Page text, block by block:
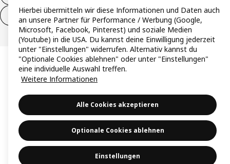
Vertrag widerrufen (Services & Leistungen)
Hierbei übermitteln wir diese Informationen und Daten auch
an unsere Partner für Performance / Werbung (Google,
Microsoft, Facebook, Pinterest) und soziale Medien
(Youtube) in die USA. Du kannst deine Einwilligung jederzeit
unter "Einstellungen" widerrufen. Alternativ kannst du
"Optionale Cookies ablehnen" oder unter "Einstellungen"
eine individuelle Auswahl treffen.
Weitere Informationen
Alle Cookies akzeptieren
Optionale Cookies ablehnen
Einstellungen